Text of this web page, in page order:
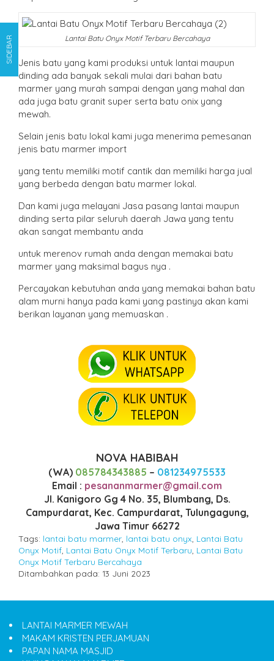
Lantai Batu Onyx Motif Terbaru Bercahaya
Jenis batu yang kami produksi untuk lantai maupun
dinding ada banyak sekali mulai dari bahan batu
marmer yang murah sampai dengan yang mahal dan
ada juga batu granit super serta batu onix yang
mewah.
Selain jenis batu lokal kami juga menerima pemesanan
jenis batu marmer import
yang tentu memiliki motif cantik dan memiliki harga jual
yang berbeda dengan batu marmer lokal.
Dan kami juga melayani Jasa pasang lantai maupun
dinding serta pilar seluruh daerah Jawa yang tentu
akan sangat membantu anda
untuk merenov rumah anda dengan memakai batu
marmer yang maksimal bagus nya .
Percayakan kebutuhan anda yang memakai bahan batu
alam murni hanya pada kami yang pastinya akan kami
berikan layanan yang memuaskan .
NOVA HABIBAH
(WA) 085784343885 – 081234975533
Email : pesananmarmer@gmail.com
Jl. Kanigoro Gg 4 No. 35, Blumbang, Ds.
Campurdarat, Kec. Campurdarat, Tulungagung,
Jawa Timur 66272
Tags: lantai batu marmer lantai batu onyx Lantai Batu
Onyx Motif Lantai Batu Onyx Motif Terbaru Lantai Batu
Onyx Motif Terbaru Bercahaya
Ditambahkan pada: 13 Juni 2023
SIDEBAR
LANTAI MARMER MEWAH
MAKAM KRISTEN PERJAMUAN
PAPAN NAMA MASJID